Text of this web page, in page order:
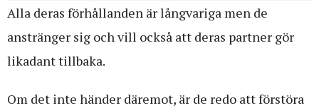
Alla deras förhållanden är långvariga men de
anstränger sig och vill också att deras partner gör
likadant tillbaka.
Om det inte händer däremot, är de redo att förstöra